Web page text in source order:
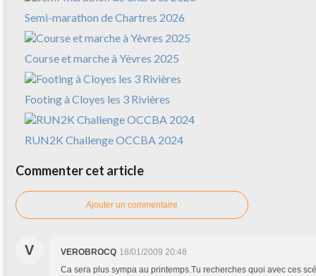
Semi-marathon de Chartres 2026
Course et marche à Yèvres 2025
Footing à Cloyes les 3 Rivières
RUN2K Challenge OCCBA 2024
Commenter cet article
Ajouter un commentaire
V VEROBROCQ 18/01/2009 20:48
Ca sera plus sympa au printemps.Tu recherches quoi avec ces